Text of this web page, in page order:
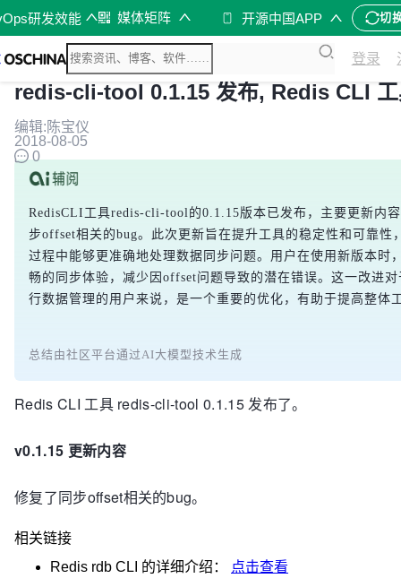
研发效能 媒体矩阵 开源中国APP 切
登录
redis-cli-tool 0.1.15 发布, Redis CLI
编辑:陈宝仪
2018-08-05
0
RedisCLI工具redis-cli-tool的0.1.15版本已发布，主要更新内
步offset相关的bug。此次更新旨在提升工具的稳定性和可靠性
过程中能够更准确地处理数据同步问题。用户在使用新版本时
畅的同步体验，减少因offset问题导致的潜在错误。这一改进对
行数据管理的用户来说，是一个重要的优化，有助于提高整体
总结由社区平台通过AI大模型技术生成
Redis CLI 工具 redis-cli-tool 0.1.15 发布了。
v0.1.15 更新内容
修复了同步offset相关的bug。
相关链接
Redis rdb CLI 的详细介绍：
点击查看